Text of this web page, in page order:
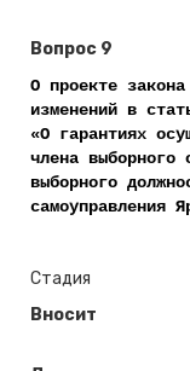
Вопрос 9
О проекте
изменений в
«О гарантиях
члена выборного
выборного
самоуправления
Стадия
Вносит